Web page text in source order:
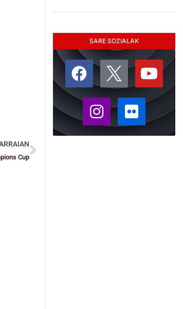
Cup
SARE SOZIALAK